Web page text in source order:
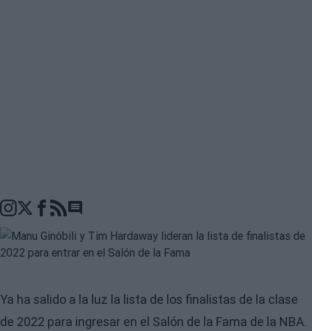
Go to comments seciton
Ya ha salido a la luz la lista de los finalistas de la clase
de 2022 para ingresar en el Salón de la Fama de la NBA.